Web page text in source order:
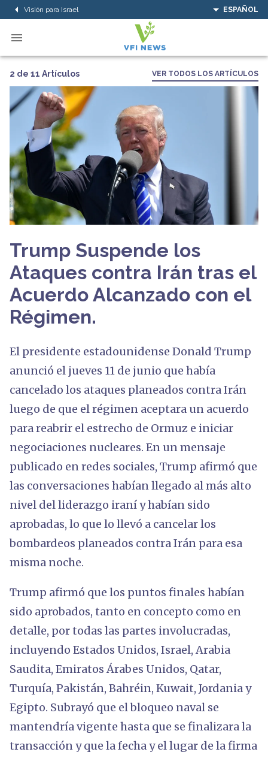
Visión para Israel ESPAÑOL
2 de 11 Artículos VER TODOS LOS ARTÍCULOS
Trump Suspende los
Ataques contra Irán tras el
Acuerdo Alcanzado con el
Régimen.
El presidente estadounidense Donald Trump
anunció el jueves 11 de junio que había
cancelado los ataques planeados contra Irán
luego de que el régimen aceptara un acuerdo
para reabrir el estrecho de Ormuz e iniciar
negociaciones nucleares. En un mensaje
publicado en redes sociales, Trump afirmó que
las conversaciones habían llegado al más alto
nivel del liderazgo iraní y habían sido
aprobadas, lo que lo llevó a cancelar los
bombardeos planeados contra Irán para esa
misma noche.
Trump afirmó que los puntos finales habían
sido aprobados, tanto en concepto como en
detalle, por todas las partes involucradas,
incluyendo Estados Unidos, Israel, Arabia
Saudita, Emiratos Árabes Unidos, Qatar,
Turquía, Pakistán, Bahréin, Kuwait, Jordania y
Egipto. Subrayó que el bloqueo naval se
mantendría vigente hasta que se finalizara la
transacción y que la fecha y el lugar de la firma